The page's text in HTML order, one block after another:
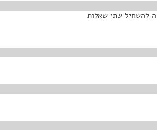
להשחיל שתי שאלות